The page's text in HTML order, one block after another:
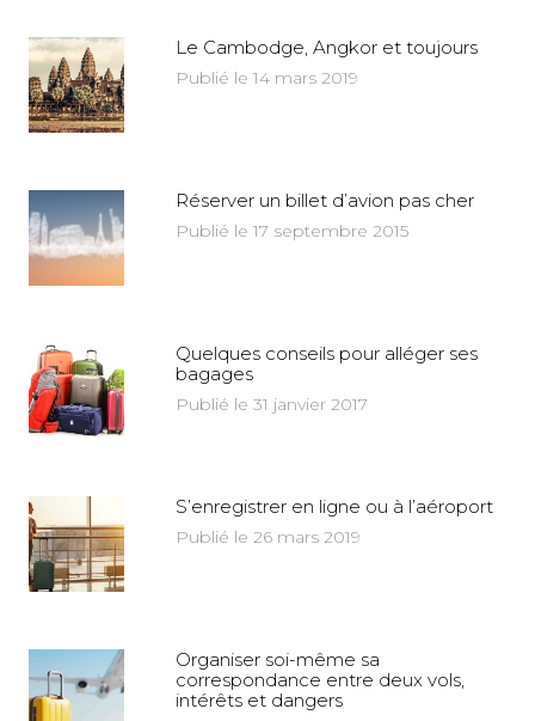
Le Cambodge, Angkor et toujours
Publié le 14 mars 2019
Réserver un billet d’avion pas cher
Publié le 17 septembre 2015
Quelques conseils pour alléger ses
bagages
Publié le 31 janvier 2017
S’enregistrer en ligne ou à l’aéroport
Publié le 26 mars 2019
Organiser soi-même sa
correspondance entre deux vols,
intérêts et dangers